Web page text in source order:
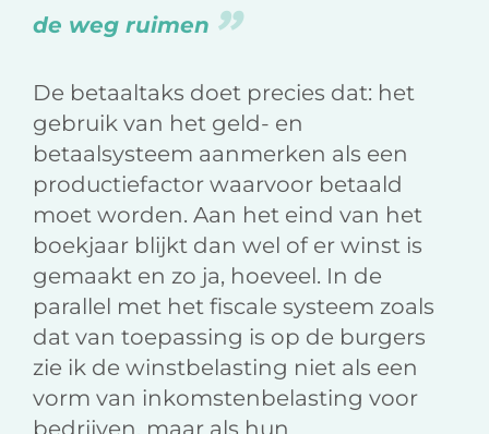
de weg ruimen
De betaaltaks doet precies dat: het
gebruik van het geld- en
betaalsysteem aanmerken als een
productiefactor waarvoor betaald
moet worden. Aan het eind van het
boekjaar blijkt dan wel of er winst is
gemaakt en zo ja, hoeveel. In de
parallel met het fiscale systeem zoals
dat van toepassing is op de burgers
zie ik de winstbelasting niet als een
vorm van inkomstenbelasting voor